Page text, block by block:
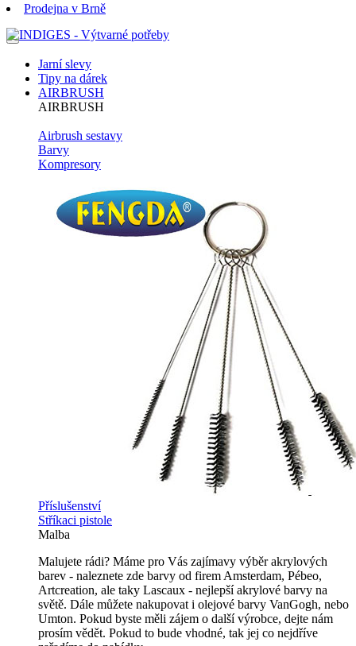
Prodejna v Brně
Jarní slevy
Tipy na dárek
AIRBRUSH
AIRBRUSH
Airbrush sestavy
Barvy
Kompresory
Příslušenství
Stříkaci pistole
Malba
Malujete rádi? Máme pro Vás zajímavy výběr akrylových
barev - naleznete zde barvy od firem Amsterdam, Pébeo,
Artcreation, ale taky Lascaux - nejlepší akrylové barvy na
světě. Dále můžete nakupovat i olejové barvy VanGogh, nebo
Umton. Pokud byste měli zájem o další výrobce, dejte nám
prosím vědět. Pokud to bude vhodné, tak jej co nejdříve